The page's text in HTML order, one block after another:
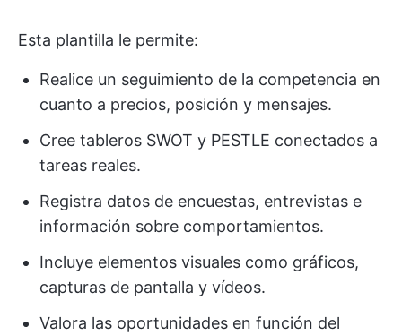
Esta plantilla le permite:
Realice un seguimiento de la competencia en
cuanto a precios, posición y mensajes.
Cree tableros SWOT y PESTLE conectados a
tareas reales.
Registra datos de encuestas, entrevistas e
información sobre comportamientos.
Incluye elementos visuales como gráficos,
capturas de pantalla y vídeos.
Valora las oportunidades en función del